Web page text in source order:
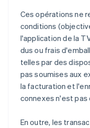
Ces opérations ne
conditions
l'application de la
dus ou frais
telles par des
pas soumises aux
la facturation et
connexes n'est pas
En outre, les